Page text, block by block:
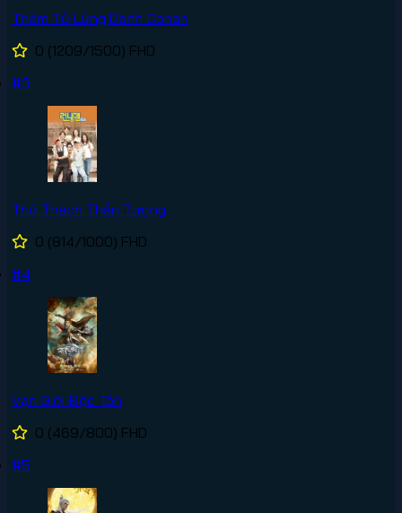
Thám Tử Lừng Danh Conan
0 (1209/1500) FHD
#3
Thử Thách Thần Tượng
0 (814/1000) FHD
#4
Vạn Giới Độc Tôn
0 (469/800) FHD
#5